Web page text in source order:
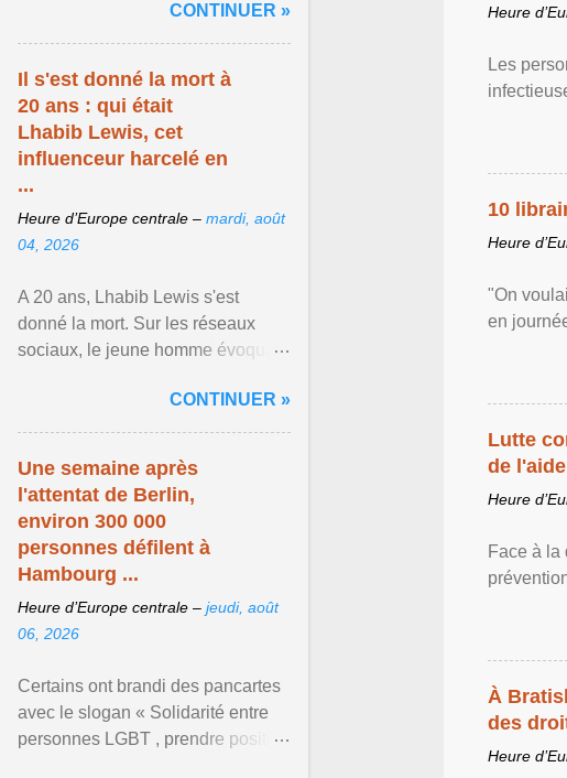
Heure
Les
10
Heure
"On
en
Lutte
de
Heure
Face à la
À
des
Heure
de Berlin ... Afficher l'article ...
CONTINUER »
Il s'est donné la mort à
20 ans : qui était
Lhabib Lewis, cet
influenceur harcelé en
...
Heure d’Europe centrale – mardi, août
04, 2026
A 20 ans, Lhabib Lewis s'est
donné la mort. Sur les réseaux
sociaux, le jeune homme évoquait
santé mentale, sa sexualité et
Afficher l'article ...
CONTINUER »
Une semaine après
l'attentat de Berlin,
environ 300 000
personnes défilent à
Hambourg ...
Heure d’Europe centrale – jeudi, août
06, 2026
Certains ont brandi des pancartes
avec le slogan « Solidarité entre
personnes LGBT , prendre position